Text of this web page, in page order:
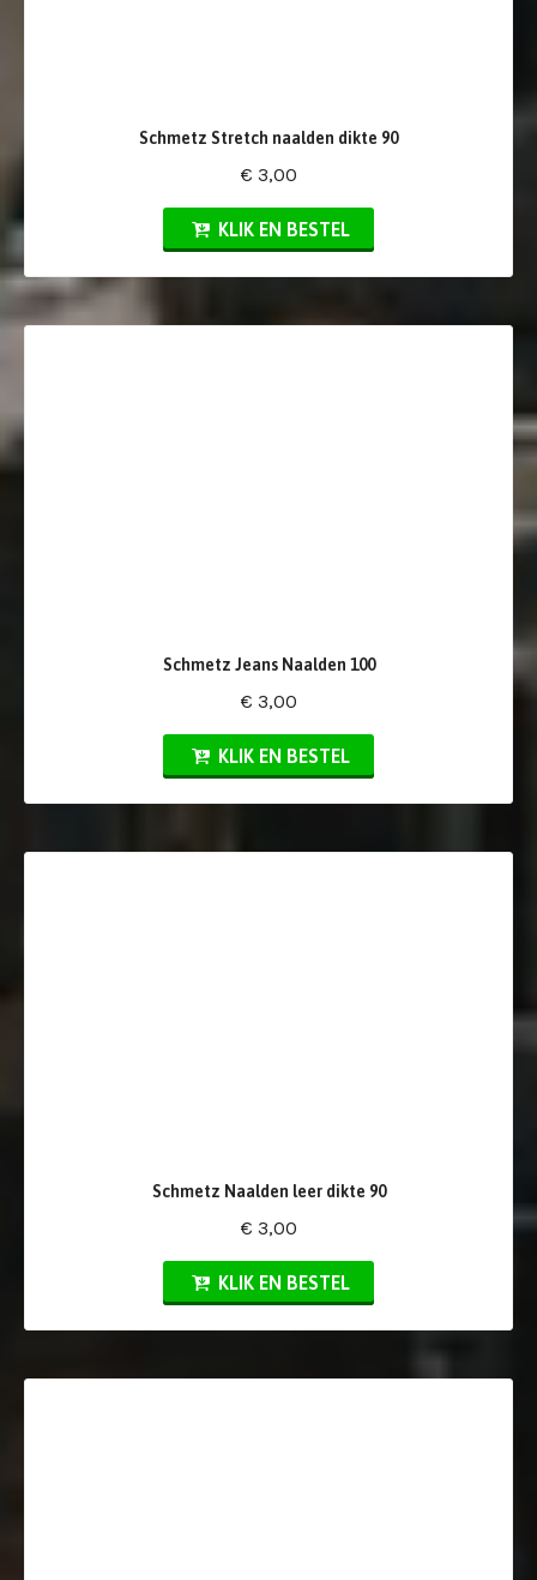
Schmetz Stretch naalden dikte 90
€ 3,00
KLIK EN BESTEL
Schmetz Jeans Naalden 100
€ 3,00
KLIK EN BESTEL
Schmetz Naalden leer dikte 90
€ 3,00
KLIK EN BESTEL